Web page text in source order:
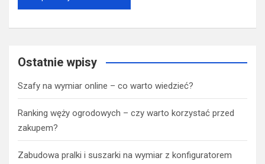
Ostatnie wpisy
Szafy na wymiar online – co warto wiedzieć?
Ranking węży ogrodowych – czy warto korzystać przed
zakupem?
Zabudowa pralki i suszarki na wymiar z konfiguratorem